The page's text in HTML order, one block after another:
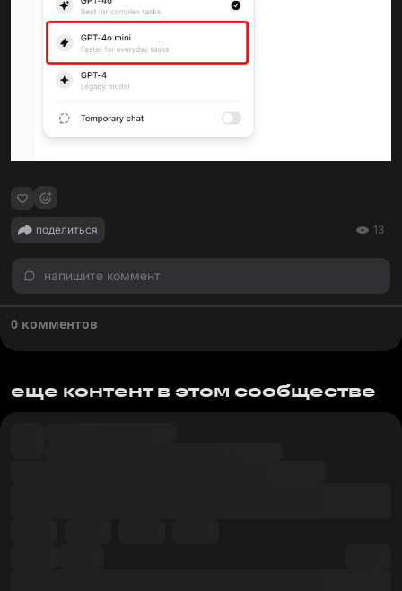
поделиться 13
напишите коммент
0 комментов
еще контент в этом сообществе